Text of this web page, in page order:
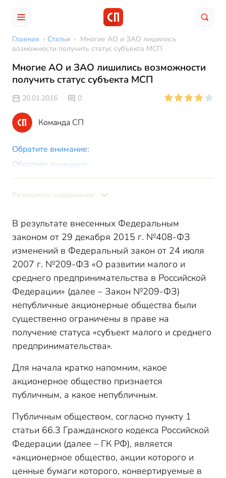
Главная › Статьи › Многие АО и ЗАО лишились
возможности получить статус субъекта МСП
Многие АО и ЗАО лишились возможности
получить статус субъекта МСП
20.01.2016 0
Команда СП
Обратите внимание:
Обратите внимание:
Каковы требования для хозяйственных обществ?
Каких привилегий лишаются непубличные
Развернуть содержание
В результате внесенных Федеральным
законом от 29 декабря 2015 г. №408-ФЗ
изменений в Федеральный закон от 24 июля
2007 г. №209-ФЗ «О развитии малого и
среднего предпринимательства в Российской
Федерации» (далее – Закон №209-ФЗ)
непубличные акционерные общества были
существенно ограничены в праве на
получение статуса «субъект малого и среднего
предпринимательства».
Для начала кратко напомним, какое
акционерное общество признается
публичным, а какое непубличным.
Публичным обществом, согласно пункту 1
статьи 66.3 Гражданского кодекса Российской
Федерации (далее – ГК РФ), является
«акционерное общество, акции которого и
ценные бумаги которого, конвертируемые в